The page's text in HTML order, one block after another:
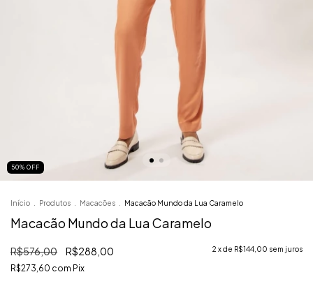
50% OFF
Início Produtos Macacões Macacão Mundo da Lua Caramelo
Macacão Mundo da Lua Caramelo
R$576,00 R$288,00 2 x de R$144,00 sem juros
R$273,60 com Pix